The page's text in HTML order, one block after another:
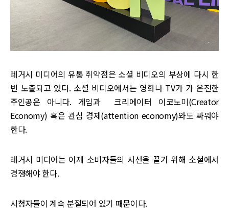
레거시 미디어의 유통 취약점은 소셜 비디오의 부상에 다시 한
번 노출되고 있다. 소셜 비디오에서는 영화나 TV가 가 온전한
주인공은 아니다. 게임과 크리에이터 이코노미(Creator
Economy) 혹은 관심 경제(attention economy)와도 싸워야
한다.
레거시 미디어는 이제 소비자들의 시선을 끌기 위해 소셜에서
경쟁해야 한다.
시청자들이 계속 분절되어 있기 때문이다.